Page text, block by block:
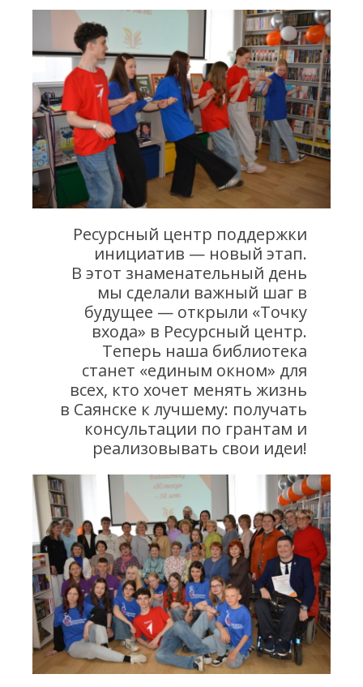
Ресурсный центр поддержки
инициатив — новый этап.
В этот знаменательный день
мы сделали важный шаг в
будущее — открыли «Точку
входа» в Ресурсный центр.
Теперь наша библиотека
станет «единым окном» для
всех, кто хочет менять жизнь
в Саянске к лучшему: получать
консультации по грантам и
реализовывать свои идеи!